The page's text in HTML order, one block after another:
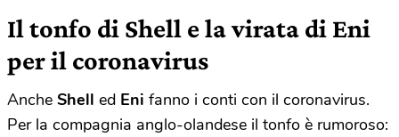
Il tonfo di Shell e la virata di Eni
per il coronavirus
Anche Shell ed Eni fanno i conti con il coronavirus.
Per la compagnia anglo-olandese il tonfo è rumoroso: